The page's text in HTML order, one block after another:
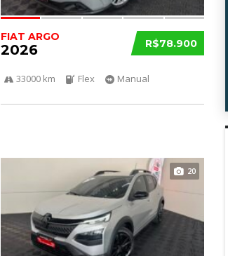
R$78.900
FIAT ARGO
2026
33000 km Flex Manual
20